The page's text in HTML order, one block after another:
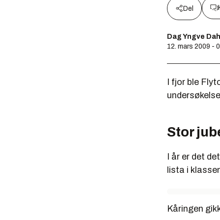
Del
Dag Yngve
12. mars 2009 -
I fjor ble
Stor
I år er det
lista i
Kåringen